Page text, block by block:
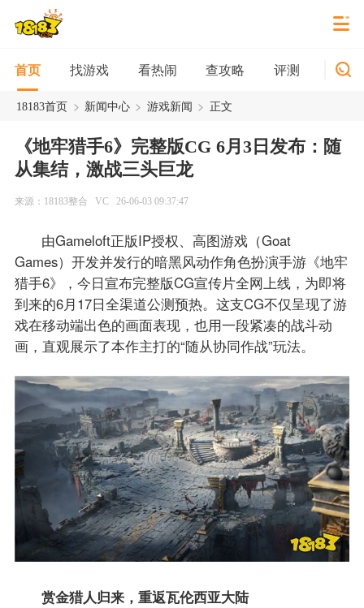
首页 找游戏 看热闹 查攻略 评测 新游
18183首页 > 新闻中心 > 游戏新闻 > 正文
《地牢猎手6》完整版CG 6月3日发布：随
从集结，激战三头巨龙
来源：18183整合 VC 26-06-03 09:37:47
由Gameloft正版IP授权、高图游戏（Goat
Games）开发并发行的暗黑风动作角色扮演手游《地牢
猎手6》，今日宣布完整版CG宣传片全网上线，为即将
到来的6月17日全渠道公测预热。这支CG不仅呈现了游
戏在移动端出色的画面表现，也用一段紧凑的战斗动
画，直观展示了本作主打的“随从协同作战”玩法。
赏金猎人归来，重返瓦伦西亚大陆